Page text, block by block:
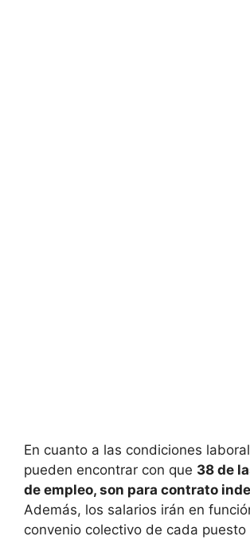
En cuanto a las condiciones
pueden encontrar con que 38 de
de empleo, son para contrato
Además, los salarios irán en
convenio colectivo de cada